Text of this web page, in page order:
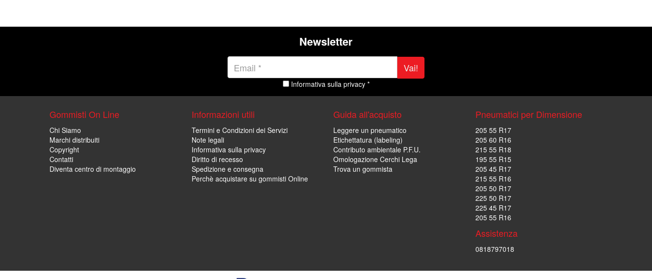
Newsletter
Vai!
Informativa sulla privacy *
Gommisti On Line
Chi Siamo
Marchi distribuiti
Copyright
Contatti
Diventa centro di montaggio
Informazioni utili
Termini e Condizioni dei Servizi
Note legali
Informativa sulla privacy
Diritto di recesso
Spedizione e consegna
Perchè acquistare su gommisti Online
Guida all'acquisto
Leggere un pneumatico
Etichettatura (labeling)
Contributo ambientale P.F.U.
Omologazione Cerchi Lega
Trova un gommista
Pneumatici per Dimensione
205 55 R17
205 60 R16
215 55 R18
195 55 R15
205 45 R17
215 55 R16
205 50 R17
225 50 R17
225 45 R17
205 55 R16
Assistenza
0818797018